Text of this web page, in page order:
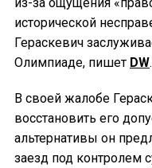
исторической
Гераскевич
Олимпиаде, пишет DW.
В своей жалобе
восстановить его
альтернативы он
заезд под контролем